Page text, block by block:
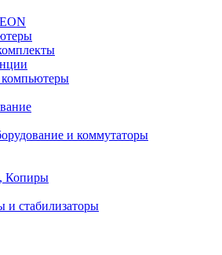
и коммутаторы
Копиры
и стабилизаторы